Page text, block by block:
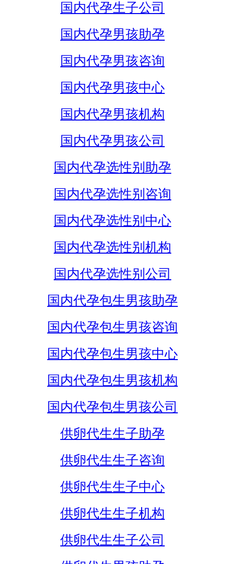
国内代孕生子公司
国内代孕男孩助孕
国内代孕男孩咨询
国内代孕男孩中心
国内代孕男孩机构
国内代孕男孩公司
国内代孕选性别助孕
国内代孕选性别咨询
国内代孕选性别中心
国内代孕选性别机构
国内代孕选性别公司
国内代孕包生男孩助孕
国内代孕包生男孩咨询
国内代孕包生男孩中心
国内代孕包生男孩机构
国内代孕包生男孩公司
供卵代生生子助孕
供卵代生生子咨询
供卵代生生子中心
供卵代生生子机构
供卵代生生子公司